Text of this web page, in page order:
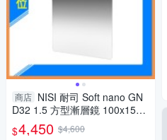
商店 NISI 耐司 Soft nano GN
D32 1.5 方型漸層鏡 100x150
mm (減五格)nd32
$4,450 $4,600